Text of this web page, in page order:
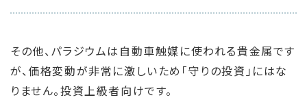
その他、パラジウムは自動車触媒に使われる貴金属です
が、価格変動が非常に激しいため「守りの投資」にはな
りません。投資上級者向けです。